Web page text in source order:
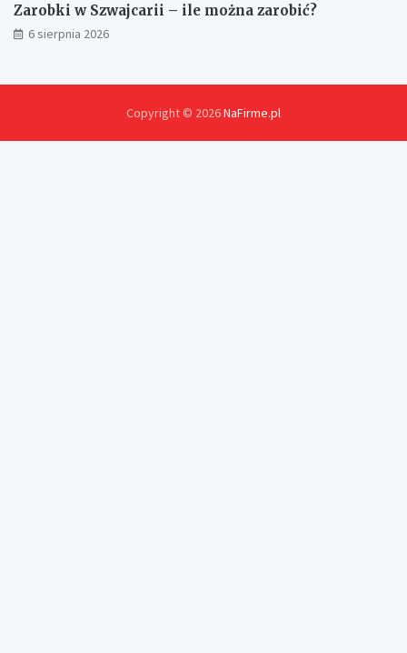
Zarobki w Szwajcarii – ile można zarobić?
6 sierpnia 2026
Copyright © 2026NaFirme.pl